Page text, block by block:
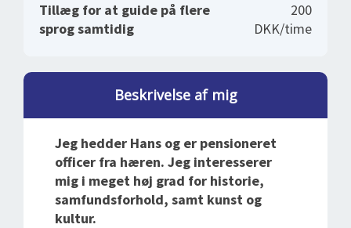
Tillæg for at guide på flere
sprog samtidig
200
DKK/time
Beskrivelse af mig
Jeg hedder Hans og er pensioneret
officer fra hæren. Jeg interesserer
mig i meget høj grad for historie,
samfundsforhold, samt kunst og
kultur.